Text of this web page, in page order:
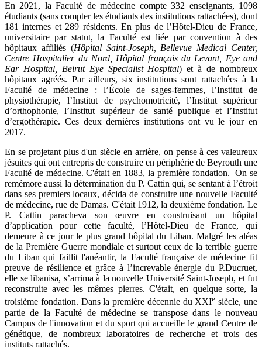
En 2021, la Faculté de médecine compte 332 enseignants, 1098
étudiants (sans compter les étudiants des institutions rattachées), dont
181 internes et 289 résidents. En plus de l’Hôtel-Dieu de France,
universitaire par statut, la Faculté est liée par convention à des
hôpitaux affiliés (Hôpital Saint-Joseph, Bellevue Medical Center,
Centre Hospitalier du Nord, Hôpital français du Levant, Eye and
Ear Hospital, Beirut Eye Specialist Hospital) et à de nombreux
hôpitaux agréés. Par ailleurs, six institutions sont rattachées à la
Faculté de médecine : l’École de sages-femmes, l’Institut de
physiothérapie, l’Institut de psychomotricité, l’Institut supérieur
d’orthophonie, l’Institut supérieur de santé publique et l’Institut
d’ergothérapie. Ces deux dernières institutions ont vu le jour en
2017.
En se projetant plus d'un siècle en arrière, on pense à ces valeureux
jésuites qui ont entrepris de construire en périphérie de Beyrouth une
Faculté de médecine. C'était en 1883, la première fondation. On se
remémore aussi la détermination du P. Cattin qui, se sentant à l’étroit
dans ses premiers locaux, décida de construire une nouvelle Faculté
de médecine, rue de Damas. C'était 1912, la deuxième fondation. Le
P. Cattin paracheva son œuvre en construisant un hôpital
d’application pour cette faculté, l’Hôtel-Dieu de France, qui
demeure à ce jour le plus grand hôpital du Liban. Malgré les aléas
de la Première Guerre mondiale et surtout ceux de la terrible guerre
du Liban qui faillit l'anéantir, la Faculté française de médecine fit
preuve de résilience et grâce à l’increvable énergie du P.Ducruet,
elle se libanisa, s’arrima à la nouvelle Université Saint-Joseph, et fut
reconstruite avec les mêmes pierres. C'était, en quelque sorte, la
troisième fondation. Dans la première décennie du XXIe siècle, une
partie de la Faculté de médecine se transpose dans le nouveau
Campus de l'innovation et du sport qui accueille le grand Centre de
génétique, de nombreux laboratoires de recherche et trois des
instituts rattachés.